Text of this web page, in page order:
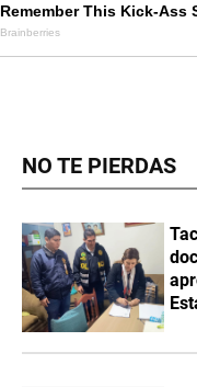
NO TE PIERDAS